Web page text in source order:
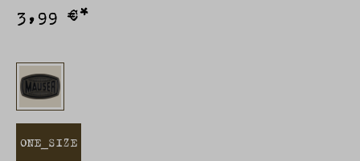
3,99 €*
ONE_SIZE